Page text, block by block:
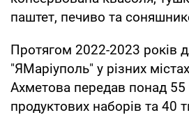
паштет, печиво та
Протягом 2022-2023 років
"ЯМаріуполь" у різних
Ахметова передав понад 55
продуктових наборів та 40